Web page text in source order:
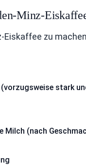
Minz-
Eiskaffee zu
stark
(nach